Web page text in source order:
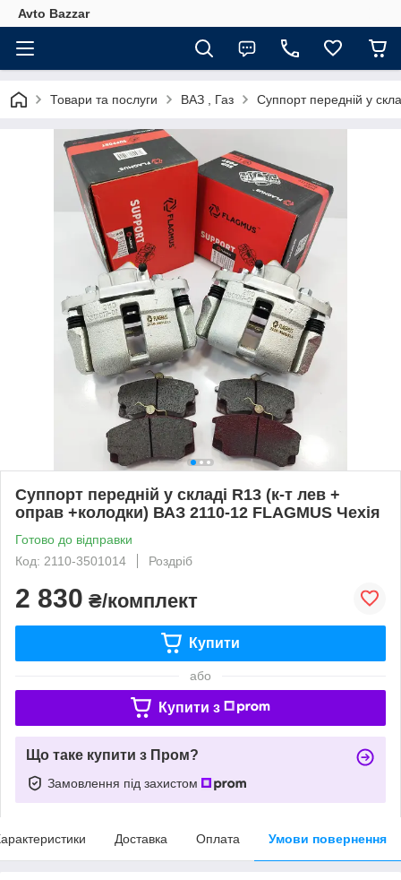
Avto Bazzar
Товари та послуги ВАЗ , Газ Суппорт передній у
Суппорт передній у складі R13 (к-т лев +
оправ +колодки) ВАЗ 2110-12 FLAGMUS Чехія
Готово до відправки
Код: 2110-3501014
Роздріб
2 830 ₴/комплект
Купити
або
Купити з
Що таке купити з Пром?
Замовлення під захистом
Доставка Оплата Умови повернення